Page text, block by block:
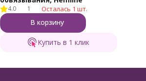
4.0 1 Осталась 1 шт.
В корзину
Купить в 1 клик